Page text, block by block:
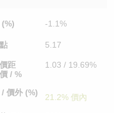
-1.1%
5.17
距
/ %
1.03 / 19.69%
價外 (%) 21.2% 價內